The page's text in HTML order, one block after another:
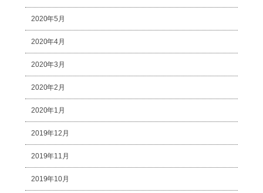
2020年5月
2020年4月
2020年3月
2020年2月
2020年1月
2019年12月
2019年11月
2019年10月